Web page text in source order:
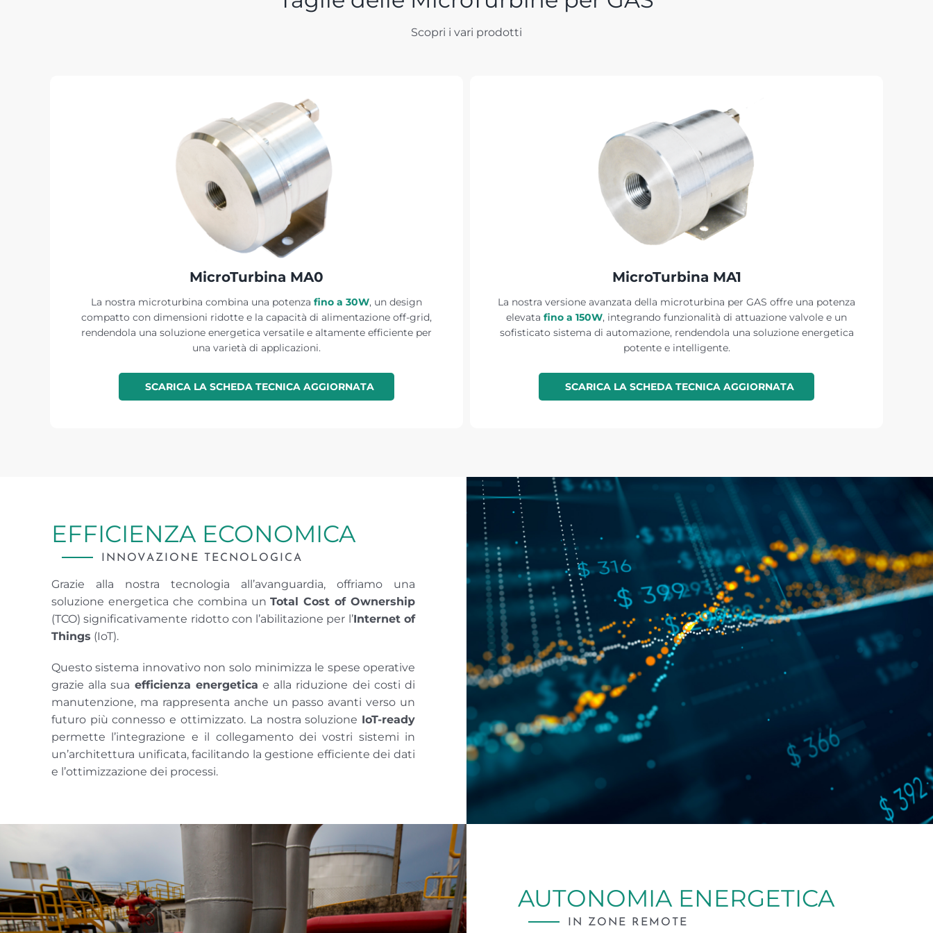
Scopri i vari prodotti
MicroTurbina MA0
La nostra microturbina combina una potenza fino a 30W, un design
compatto con dimensioni ridotte e la capacità di alimentazione off-grid,
rendendola una soluzione energetica versatile e altamente efficiente per
una varietà di applicazioni.
SCARICA LA SCHEDA TECNICA AGGIORNATA
MicroTurbina MA1
La nostra versione avanzata della microturbina per GAS offre una potenza
elevata fino a 150W, integrando funzionalità di attuazione valvole e un
sofisticato sistema di automazione, rendendola una soluzione energetica
potente e intelligente.
SCARICA LA SCHEDA TECNICA AGGIORNATA
EFFICIENZA ECONOMICA
INNOVAZIONE TECNOLOGICA
Grazie alla nostra tecnologia all’avanguardia, offriamo una
soluzione energetica che combina unTotal Cost of Ownership
(TCO) significativamente ridotto con l’abilitazione per l’Internet of
Things (IoT).
Questo sistema innovativo non solo minimizza le spese operative
grazie alla sua efficienza energetica e alla riduzione dei costi di
manutenzione, ma rappresenta anche un passo avanti verso un
futuro più connesso e ottimizzato. La nostra soluzione IoT-ready
permette l’integrazione e il collegamento dei vostri sistemi in
un’architettura unificata, facilitando la gestione efficiente dei dati
e l’ottimizzazione dei processi.
AUTONOMIA ENERGETICA
IN ZONE REMOTE